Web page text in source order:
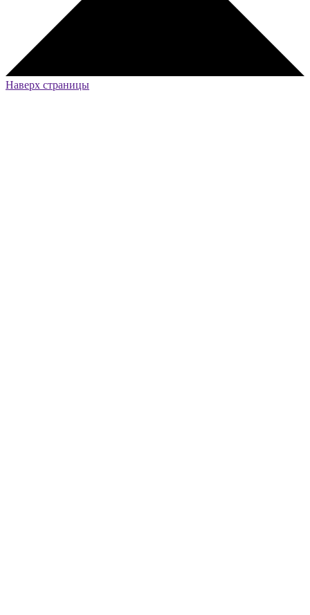
Наверх страницы